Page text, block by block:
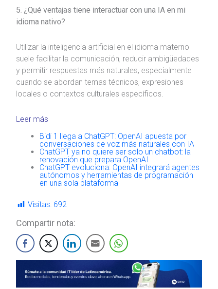
5. ¿Qué ventajas tiene interactuar con una IA en mi
idioma nativo?
Utilizar la inteligencia artificial en el idioma materno
suele facilitar la comunicación, reducir ambigüedades
y permitir respuestas más naturales, especialmente
cuando se abordan temas técnicos, expresiones
locales o contextos culturales específicos.
Leer más
Bidi 1 llega a ChatGPT: OpenAI apuesta por
conversaciones de voz más naturales con IA
ChatGPT ya no quiere ser solo un chatbot: la
renovación que prepara OpenAI
ChatGPT evoluciona: OpenAI integrará agentes
autónomos y herramientas de programación
en una sola plataforma
Visitas: 692
Compartir nota: